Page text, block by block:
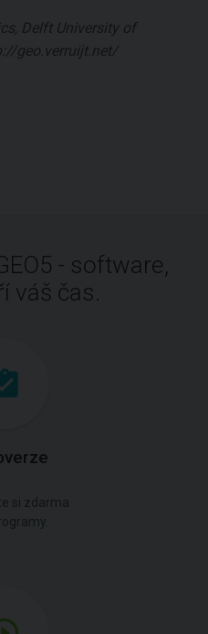
Delft University of
geo.verruijt.net/
- software,
váš čas.